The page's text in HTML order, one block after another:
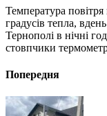
Температура
градусів тепла,
Тернополі в нічні
стовпчики
Попередня